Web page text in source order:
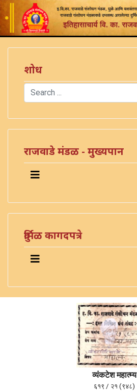
शोध
Search
राजवाडे मंडळ - मुख्यपान
दुर्मिळ कागदपत्रे
व्यंकटेश महात्म्य
६१९ / २१ (९४८)